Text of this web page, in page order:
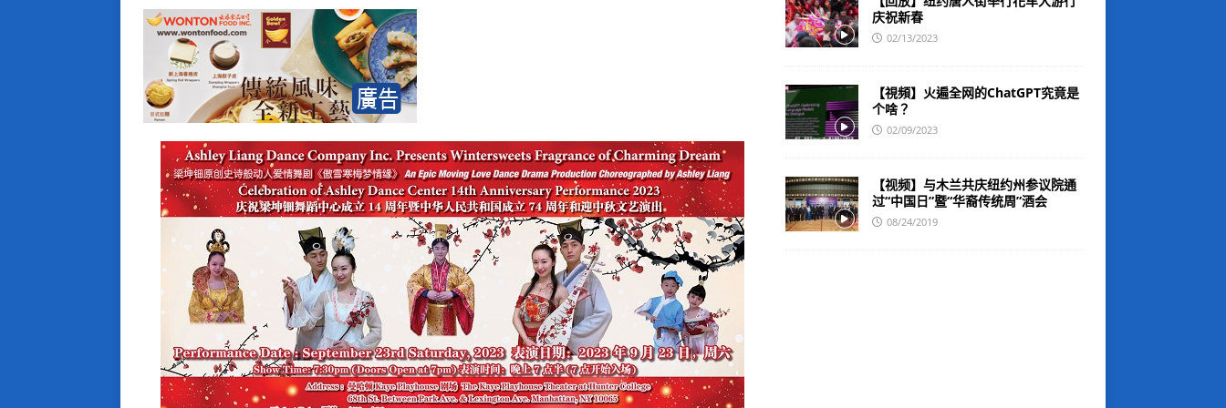
庆祝新春
02/13/2023
【視頻】火遍全网的ChatGPT究竟是
个啥？
02/09/2023
【视频】与木兰共庆纽约州参议院通
过“中国日”暨“华裔传统周”酒会
08/24/2019